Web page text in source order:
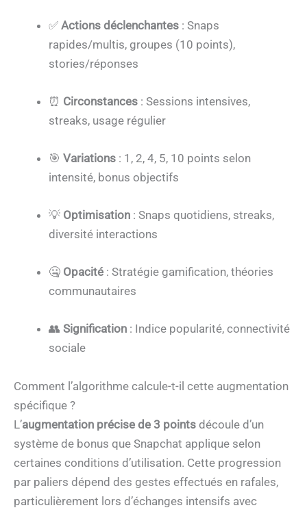
✅ Actions déclenchantes : Snaps
rapides/multis, groupes (10 points),
stories/réponses
⏰ Circonstances : Sessions intensives,
streaks, usage régulier
🎯 Variations : 1, 2, 4, 5, 10 points selon
intensité, bonus objectifs
💡 Optimisation : Snaps quotidiens, streaks,
diversité interactions
🤐 Opacité : Stratégie gamification, théories
communautaires
👥 Signification : Indice popularité, connectivité
sociale
Comment l’algorithme calcule-t-il cette augmentation
spécifique ?
L’augmentation précise de 3 points découle d’un
système de bonus que Snapchat applique selon
certaines conditions d’utilisation. Cette progression
par paliers dépend des gestes effectués en rafales,
particulièrement lors d’échanges intensifs avec